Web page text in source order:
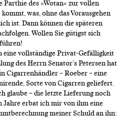
des »Wotan« zur vollen
was, ohne das Vorausgehen
ist. Dann können die späteren
Wollen Sie gütigst sich
eine vollständige Privat-Gefälligkeit
des Herrn Senator’s Petersen hat
Cigarrenhändler – Roeber – eine
Sorte von Cigarren geliefert.
glaube – die letzte Lieferung noch
Jahre erbat ich mir von ihm eine
meiner Schuld an ihn: